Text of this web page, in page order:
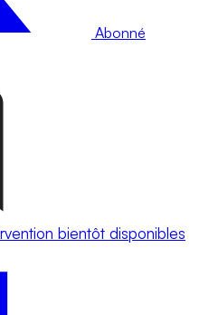
Abonné
bientôt disponibles